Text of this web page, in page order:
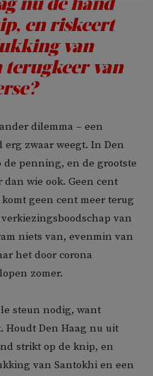
en riskeert
van
terugkeer van
dilemma – een
zwaar weegt. In Den
de penning, en de grootste
wie ook. Geen cent
geen cent meer terug
van
niets van, evenmin van
het door corona
zomer.
steun nodig, want
Houdt Den Haag nu uit
strikt op de knip, en
van Santokhi en een